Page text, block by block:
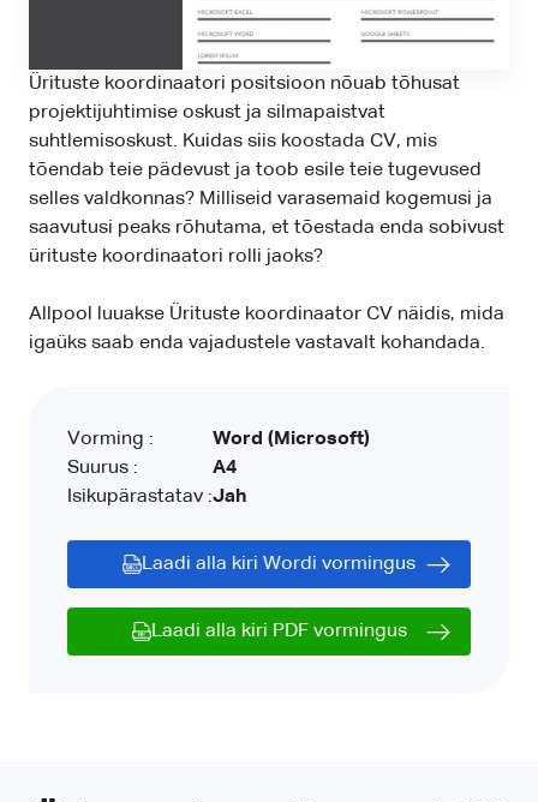
Ürituste koordinaatori positsioon nõuab tõhusat
projektijuhtimise oskust ja silmapaistvat
suhtlemisoskust. Kuidas siis koostada CV, mis
tõendab teie pädevust ja toob esile teie tugevused
selles valdkonnas? Milliseid varasemaid kogemusi ja
saavutusi peaks rõhutama, et tõestada enda sobivust
ürituste koordinaatori rolli jaoks?
Allpool luuakse Ürituste koordinaator CV näidis, mida
igaüks saab enda vajadustele vastavalt kohandada.
Vorming :
Suurus :
Isikupärastatav :
Word (Microsoft)
A4
Jah
Laadi alla kiri Wordi vormingus
Laadi alla kiri PDF vormingus